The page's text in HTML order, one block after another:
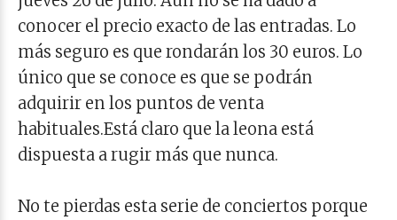
conocer el precio exacto de las entradas. Lo
más seguro es que rondarán los 30 euros. Lo
único que se conoce es que se podrán
adquirir en los puntos de venta
habituales.Está claro que la leona está
dispuesta a rugir más que nunca.
No te pierdas esta serie de conciertos porque